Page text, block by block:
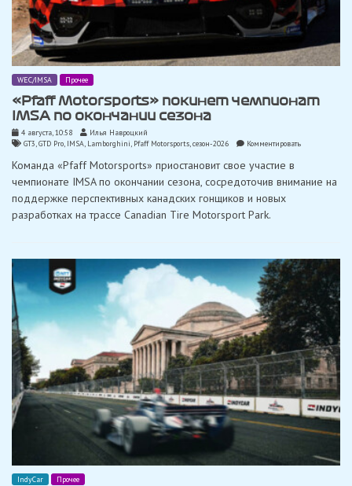
WEC/IMSA Прочее
«Pfaff Motorsports» покинет чемпионат
IMSA по окончании сезона
4 августа, 10:58
Илья Навроцкий
GT3,GTD Pro, IMSA, Lamborghini, Pfaff Motorsports,сезон-2026 Комментироватьon
чемпионат
Команда «Pfaff Motorsports» приостановит свое участие в
чемпионате IMSA по окончании сезона, сосредоточив внимание на
поддержке перспективных канадских гонщиков и новых
разработках на трассе Canadian Tire Motorsport Park.
IndyCar Прочее